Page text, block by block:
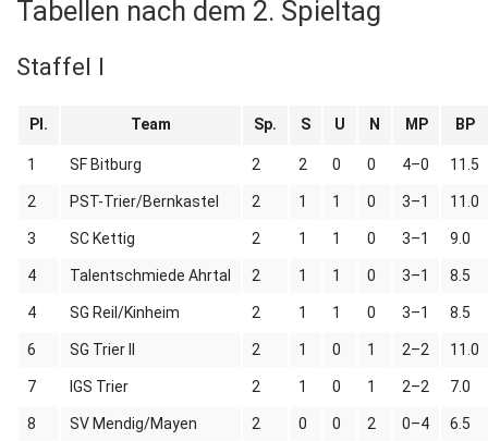
Tabellen nach dem 2. Spieltag
Staffel I
Pl. Team Sp. S U N MP BP
1 SF Bitburg 2 2 0 0 4–0 11.5
2 PST-Trier/Bernkastel 2 1 1 0 3–1 11.0
3 SC Kettig 2 1 1 0 3–1 9.0
4 Talentschmiede Ahrtal 2 1 1 0 3–1 8.5
4 SG Reil/Kinheim 2 1 1 0 3–1 8.5
6 SG Trier II 2 1 0 1 2–2 11.0
7 IGS Trier 2 1 0 1 2–2 7.0
8 SV Mendig/Mayen 2 0 0 2 0–4 6.5